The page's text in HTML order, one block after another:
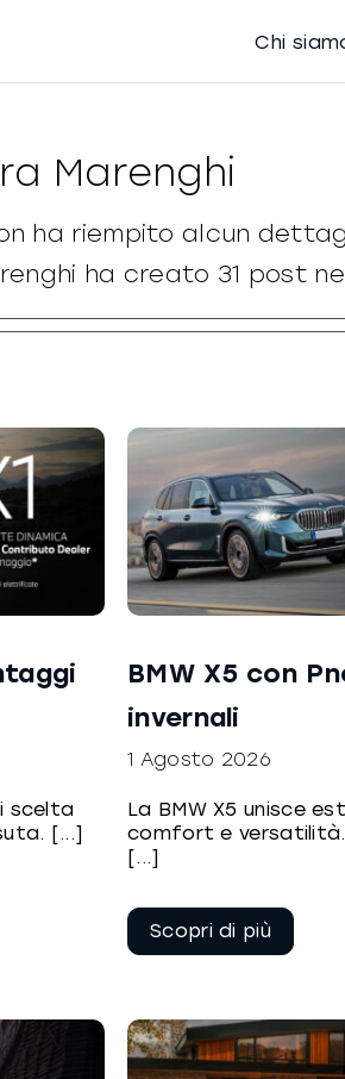
Chi
Marenghi
ha riempito alcun
ha creato 31 post
scelta
[...]
BMW X5 con
invernali
1 Agosto 2026
La BMW X5 unisce
comfort e
[...]
Continua a
leggere